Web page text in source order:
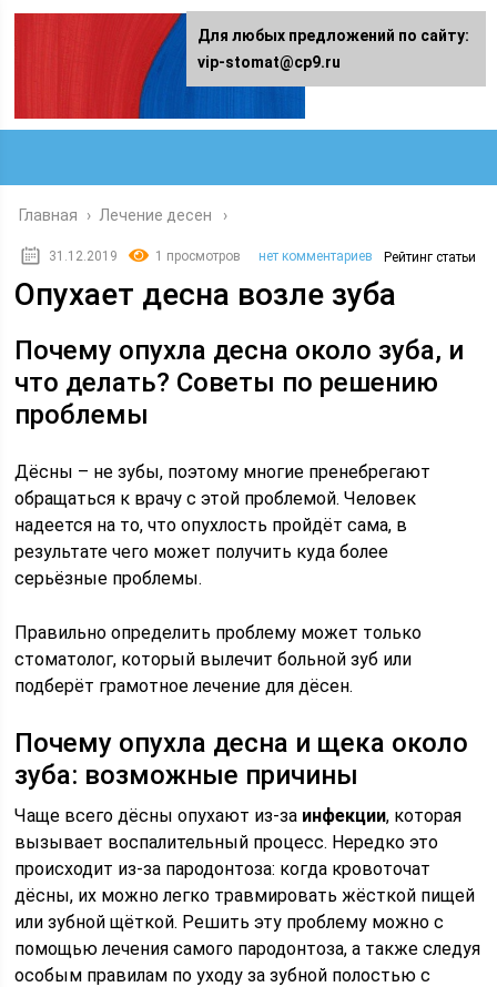
Главная › Лечение десен
31.12.2019 1 просмотров нет комментариев Рейтинг статьи
Опухает десна возле зуба
Почему опухла десна около зуба, и
что делать? Советы по решению
проблемы
Дёсны – не зубы, поэтому многие пренебрегают
обращаться к врачу с этой проблемой. Человек
надеется на то, что опухлость пройдёт сама, в
результате чего может получить куда более
серьёзные проблемы.
Правильно определить проблему может только
стоматолог, который вылечит больной зуб или
подберёт грамотное лечение для дёсен.
Почему опухла десна и щека около
зуба: возможные причины
Чаще всего дёсны опухают из-за инфекции, которая
вызывает воспалительный процесс. Нередко это
происходит из-за пародонтоза: когда кровоточат
дёсны, их можно легко травмировать жёсткой пищей
или зубной щёткой. Решить эту проблему можно с
помощью лечения самого пародонтоза, а также следуя
особым правилам по уходу за зубной полостью с
Для любых предложений по сайту:
vip-stomat@cp9.ru